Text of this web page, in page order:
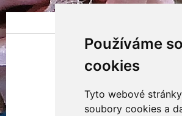
Používáme
cookies
Tyto webové
soubory cookies a
Indianna Ryve
Nostra, CZ